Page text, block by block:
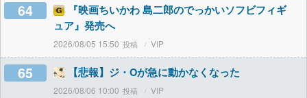
64
『映画ちいかわ 島二郎のでっかいソフビフィギ
ュア』発売へ
2026/08/05 15:50 VIP
65 【悲報】ジ・Oが急に動かなくなった
2026/08/06 10:00 VIP